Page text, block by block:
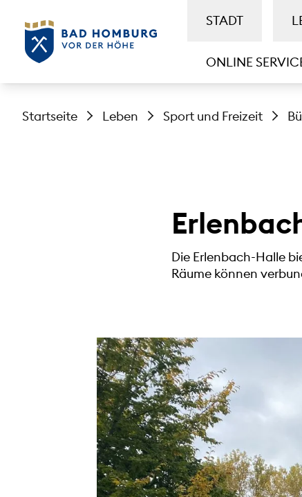
STADT
ONLINE
Startseite Leben Sport und Freizeit
Die Erlenbach-Halle
Räume können